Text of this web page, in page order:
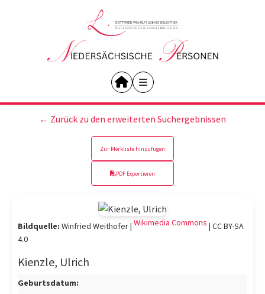
← Zurück zu den erweiterten Suchergebnissen
Zur Merkliste hinzufügen
PDF Exportieren
Kienzle, Ulrich
Geburtsdatum:
Bildquelle: Winfried Weithofer | Wikimedia Commons | CC BY-SA
4.0